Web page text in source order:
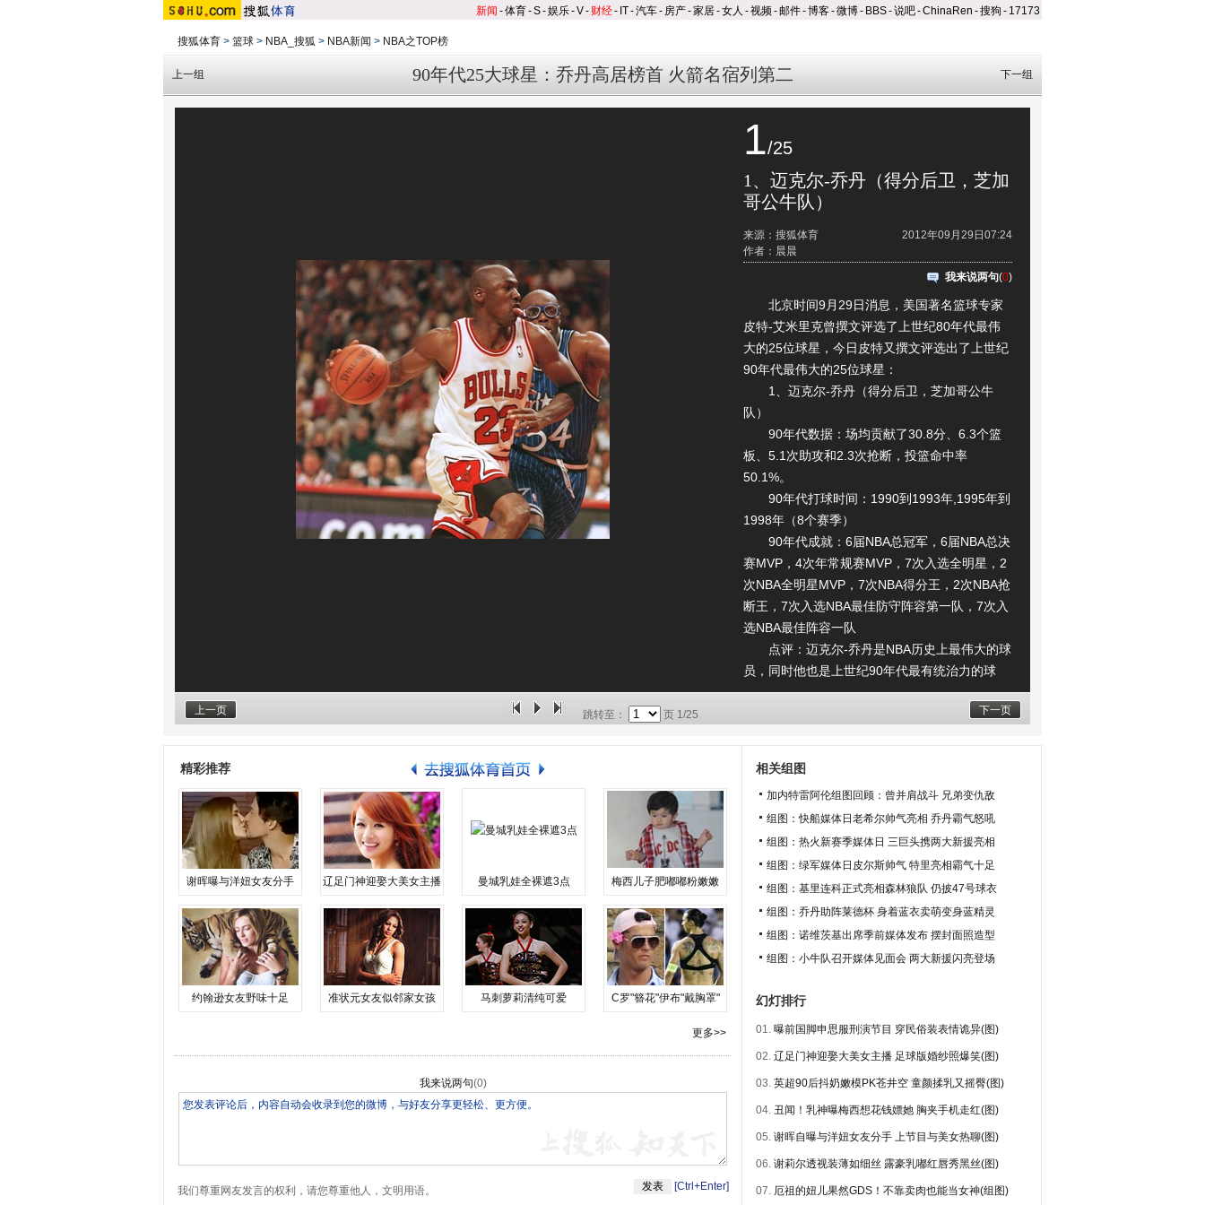
新闻 -体育-S-娱乐-V- 财经- IT-汽车- 房产-家居-女人 -视频-邮件-博客-微博- BBS-说吧-ChinaRen -搜狗 - 17173
搜狐体育 > 篮球 > NBA_搜狐 > NBA新闻 > NBA之TOP榜
90年代25大球星：乔丹高居榜首 火箭名宿列第二
上一组 下一组
1/25
1、迈克尔-乔丹（得分后卫，芝加
哥公牛队）
2012年09月29日07:24
来源：搜狐体育
作者：晨晨
我来说两句(0)
北京时间9月29日消息，美国著名篮球专家
皮特-艾米里克曾撰文评选了上世纪80年代最伟
大的25位球星，今日皮特又撰文评选出了上世纪
90年代最伟大的25位球星：
1、迈克尔-乔丹（得分后卫，芝加哥公牛
队）
90年代数据：场均贡献了30.8分、6.3个篮
板、5.1次助攻和2.3次抢断，投篮命中率
50.1%。
90年代打球时间：1990到1993年,1995年到
1998年（8个赛季）
90年代成就：6届NBA总冠军，6届NBA总决
赛MVP，4次年常规赛MVP，7次入选全明星，2
次NBA全明星MVP，7次NBA得分王，2次NBA抢
断王，7次入选NBA最佳防守阵容第一队，7次入
选NBA最佳阵容一队
点评：迈克尔-乔丹是NBA历史上最伟大的球
员，同时他也是上世纪90年代最有统治力的球
员。他的数据令人印象深刻，能够在8年的时间
内场均贡献了30分，投篮命中率在50%之上，这
过太多太多超级巨星，他的努力和必胜的信念让
他成为90年代最伟大的球员。
(责任编辑：袁震)
上一页 下一页
跳转至： 页 1/25
精彩推荐
谢晖曝与洋妞女友分手 辽足门神迎娶大美女主播 曼城乳娃全裸遮3点 梅西儿子肥嘟嘟粉嫩嫩
约翰逊女友野味十足 准状元女友似邻家女孩 马刺萝莉清纯可爱 C罗"簪花"伊布"戴胸罩"
更多>>
我来说两句(0)
我们尊重网友发言的权利，请您尊重他人，文明用语。 [Ctrl+Enter]
相关组图
加内特雷阿伦组图回顾：曾并肩战斗 兄弟变仇敌
组图：快船媒体日老希尔帅气亮相 乔丹霸气怒吼
组图：热火新赛季媒体日 三巨头携两大新援亮相
组图：绿军媒体日皮尔斯帅气 特里亮相霸气十足
组图：基里连科正式亮相森林狼队 仍披47号球衣
组图：乔丹助阵莱德杯 身着蓝衣卖萌变身蓝精灵
组图：诺维茨基出席季前媒体发布 摆封面照造型
组图：小牛队召开媒体见面会 两大新援闪亮登场
幻灯排行
01. 曝前国脚申思服刑演节目 穿民俗装表情诡异(图)
02. 辽足门神迎娶大美女主播 足球版婚纱照爆笑(图)
03. 英超90后抖奶嫩模PK苍井空 童颜揉乳又摇臀(图)
04. 丑闻！乳神曝梅西想花钱嫖她 胸夹手机走红(图)
05. 谢晖自曝与洋妞女友分手 上节目与美女热聊(图)
06. 谢莉尔透视装薄如细丝 露豪乳嘟红唇秀黑丝(图)
07. 厄祖的妞儿果然GDS！不靠卖肉也能当女神(组图)